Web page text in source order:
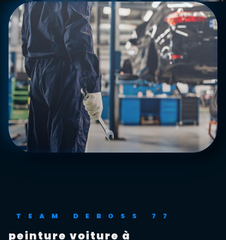
TEAM DEBOSS 77
peinture voiture à